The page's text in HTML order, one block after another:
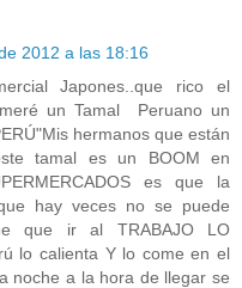
2012 a las 18:16
Japones..que rico el
un Tamal Peruano un
hermanos que están
tamal es un BOOM en
es que la
hay veces no se puede
que ir al TRABAJO LO
lo calienta Y lo come en el
noche a la hora de llegar se